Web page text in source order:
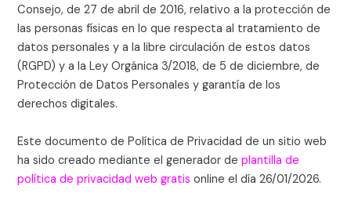
Consejo, de 27 de abril de 2016, relativo a la protección de
las personas físicas en lo que respecta al tratamiento de
datos personales y a la libre circulación de estos datos
(RGPD) y a la Ley Orgánica 3/2018, de 5 de diciembre, de
Protección de Datos Personales y garantía de los
derechos digitales.
Este documento de Política de Privacidad de un sitio web
ha sido creado mediante el generador deplantilla de
política de privacidad web gratis online el día 26/01/2026.